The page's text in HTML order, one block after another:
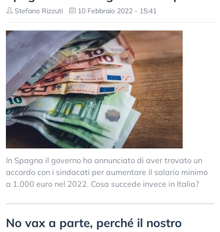
Stefano Rizzuti 10 Febbraio 2022 - 15:41
In Spagna il governo ha annunciato di aver trovato un
accordo con i sindacati per aumentare il salario minimo
a 1.000 euro nel 2022. Cosa succede invece in Italia?
No vax a parte, perché il nostro